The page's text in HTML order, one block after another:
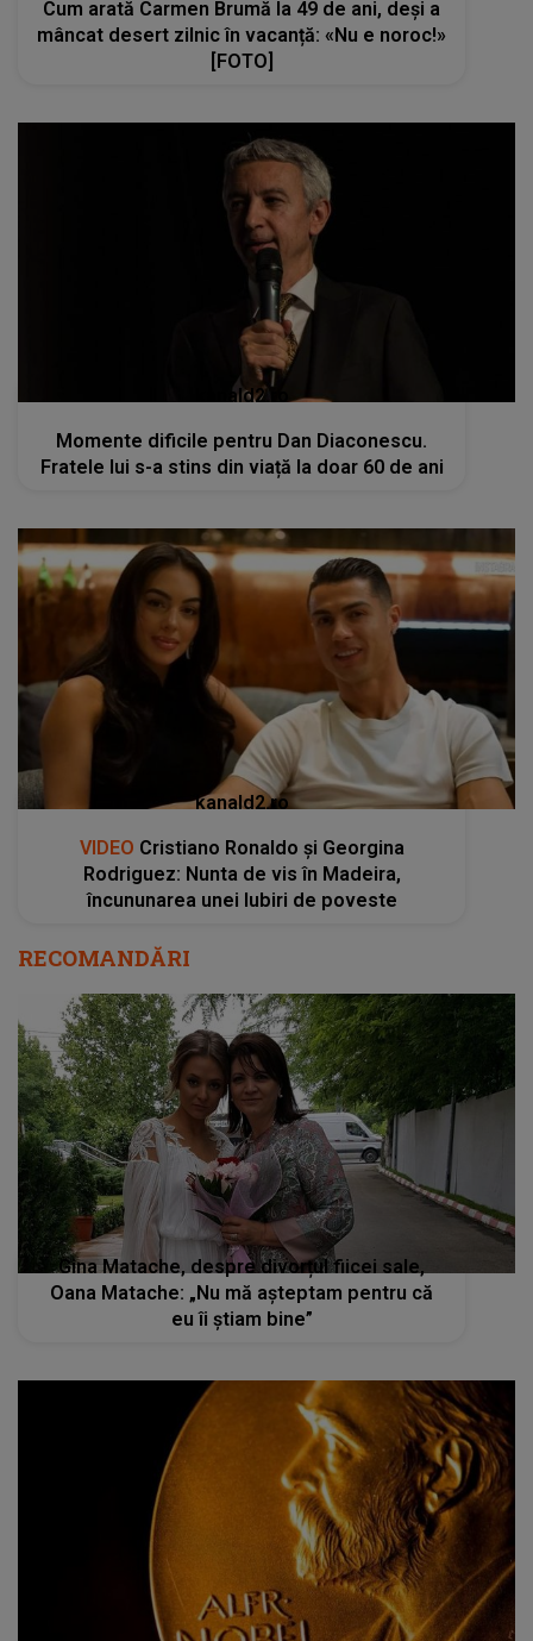
Cum arată Carmen Brumă la 49 de ani, deși a
mâncat desert zilnic în vacanță: «Nu e noroc!»
[FOTO]
kanald2.ro
Momente dificile pentru Dan Diaconescu.
Fratele lui s-a stins din viață la doar 60 de ani
kanald2.ro
VIDEO Cristiano Ronaldo și Georgina
Rodriguez: Nunta de vis în Madeira,
încununarea unei Iubiri de poveste
RECOMANDĂRI
Gina Matache, despre divorțul fiicei sale,
Oana Matache: „Nu mă așteptam pentru că
eu îi știam bine”